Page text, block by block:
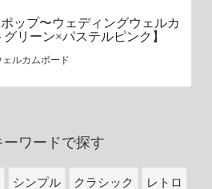
ップ〜ウェディングウェルカ
リーン×パステルピンク】
ェルカムボード
ーワードで探す
シンプル クラシック レトロ